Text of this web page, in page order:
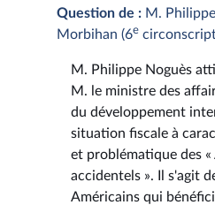
Question de : M.
Morbihan (6e
M. Philippe Noguès
M. le ministre des
du développement
situation fiscale à
et problématique des «
accidentels ». Il s'agit
Américains qui